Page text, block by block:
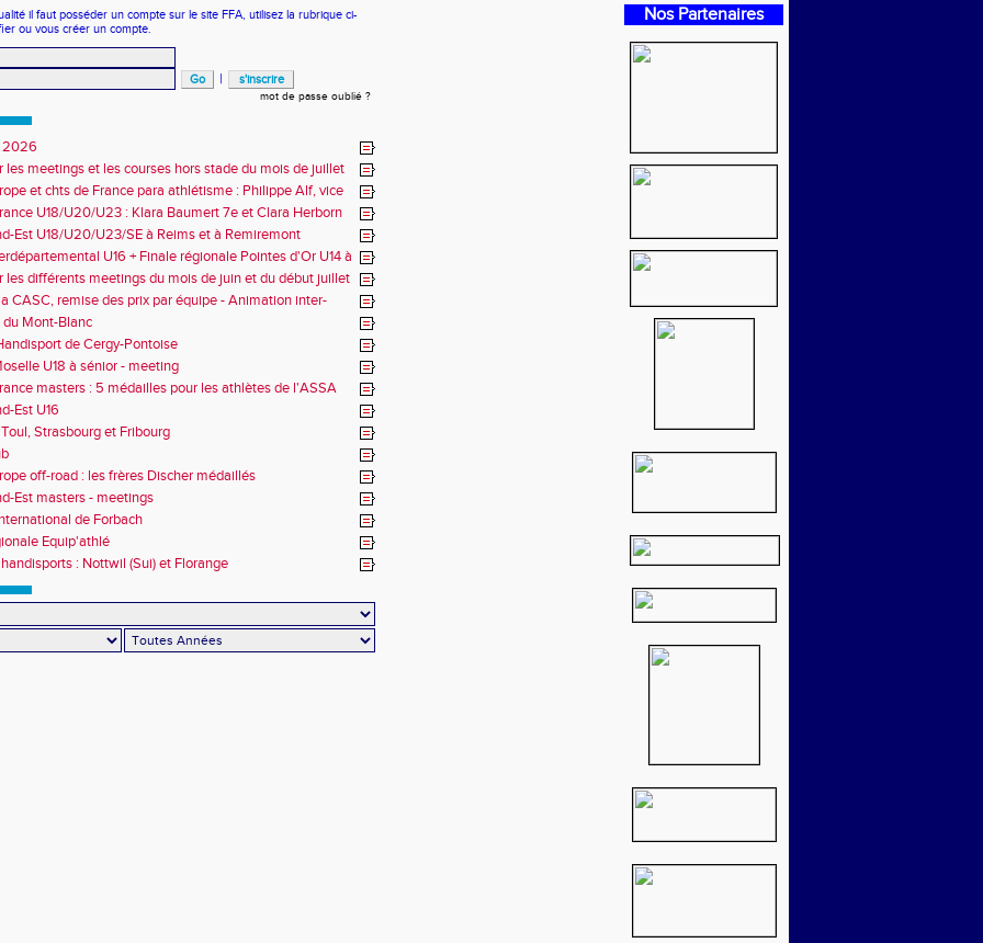
il faut posséder un compte sur le site FFA, utilisez la rubrique ci-
ou vous créer un compte.
|
mot de passe oublié ?
2026
les meetings et les courses hors stade du mois de juillet
et chts de France para athlétisme : Philippe Alf, vice
et multiples médaillés aux France
U18/U20/U23 : Klara Baumert 7e et Clara Herborn
Est U18/U20/U23/SE à Reims et à Remiremont
U16 + Finale régionale Pointes d'Or U14 à
les différents meetings du mois de juin et du début juillet
CASC, remise des prix par équipe - Animation inter-
Mont-Blanc
de Cergy-Pontoise
U18 à sénior - meeting
masters : 5 médailles pour les athlètes de l'ASSA
Est U16
Strasbourg et Fribourg
off-road : les frères Discher médaillés
Est masters - meetings
de Forbach
Equip'athlé
: Nottwil (Sui) et Florange
Nos Partenaires